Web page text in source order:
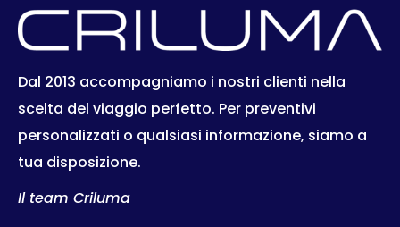
Dal 2013 accompagniamo i nostri clienti nella
scelta del viaggio perfetto. Per preventivi
personalizzati o qualsiasi informazione, siamo a
tua disposizione.
Il team Criluma